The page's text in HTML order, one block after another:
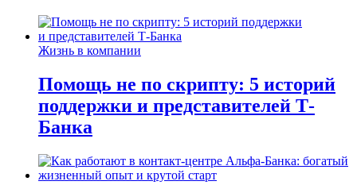
Жизнь в компании
Помощь не по скрипту: 5 историй
поддержки и представителей Т-
Банка